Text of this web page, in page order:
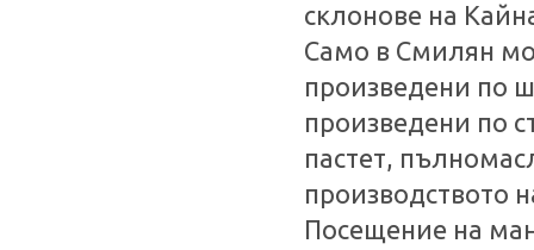
склонове на
Само в Смилян
произведени по
произведени по
пастет,
производството
Посещение на